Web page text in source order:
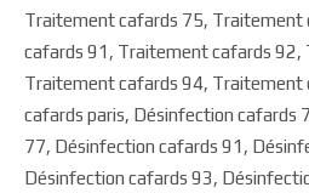
Traitement cafards 75,
cafards 91, Traitement cafards 92,
Traitement cafards 94, Traitement
cafards paris, Désinfection cafards
77, Désinfection cafards 91,
Désinfection cafards 93,